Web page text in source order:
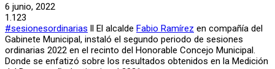
6 junio, 2022
1.123
#sesionesordinarias ll El alcalde Fabio Ramírez en compañía del
Gabinete Municipal, instaló el segundo periodo de sesiones
ordinarias 2022 en el recinto del Honorable Concejo Municipal.
Donde se enfatizó sobre los resultados obtenidos en la Medición